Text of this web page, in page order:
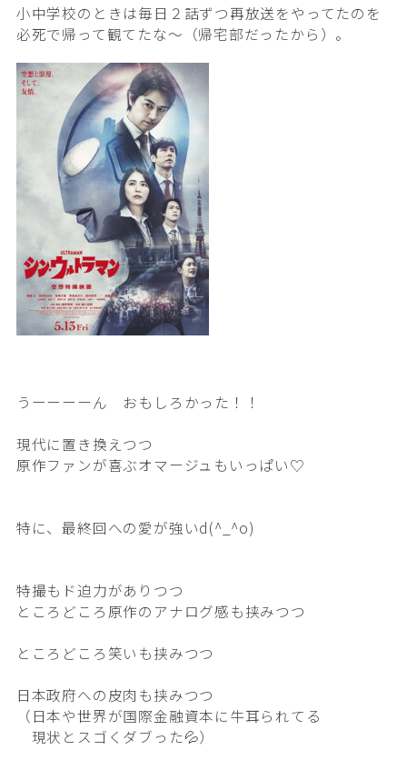
小中学校のときは毎日２話ずつ再放送をやってたのを
必死で帰って観てたな〜（帰宅部だったから）。
うーーーーん おもしろかった！！
現代に置き換えつつ
原作ファンが喜ぶオマージュもいっぱい♡
特に、最終回への愛が強いd(^_^o)
特撮もド迫力がありつつ
ところどころ原作のアナログ感も挟みつつ
ところどころ笑いも挟みつつ
日本政府への皮肉も挟みつつ
（日本や世界が国際金融資本に牛耳られてる
現状とスゴくダブった💦）